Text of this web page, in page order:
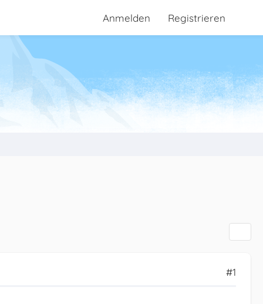
Anmelden Registrieren
#1